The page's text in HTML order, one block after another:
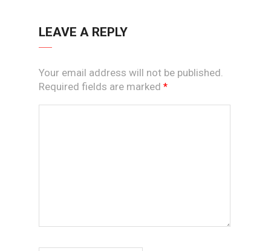
LEAVE A REPLY
Your email address will not be published.
Required fields are marked *